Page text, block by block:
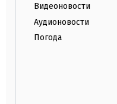
Видеоновости
Аудионовости
Погода